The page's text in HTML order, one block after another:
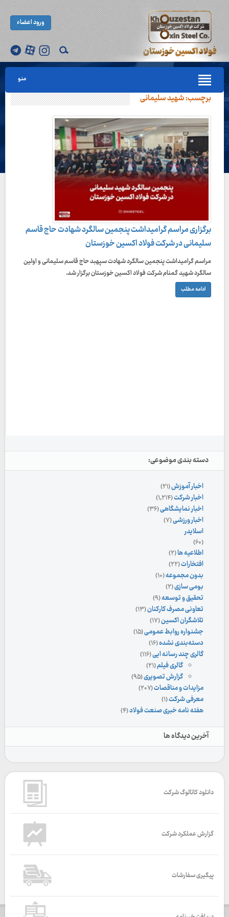
ورود اعضاء
منو
برچسب:شهید سلیمانی
برگزاری مراسم گرامیداشت پنجمین سالگرد شهادت حاج قاسم
سلیمانی در شرکت فولاد اکسین خوزستان
مراسم گرامیداشت پنجمین سالگرد شهادت سپهبد حاج قاسم سلیمانی و اولین
سالگرد شهید گمنام شرکت فولاد اکسین خوزستان برگزار شد.
ادامه مطلب
دسته بندی موضوعی:
اخبار آموزش(۲۱)
اخبار شرکت(۱,۲۱۴)
اخبار نمایشگاهی(۳۶)
اخبار ورزشی(۷)
اسلایدر
(۶۰)
اطلاعیه ها(۲)
افتخارات(۲۲)
بدون مجموعه(۱۰)
بومی سازی(۲)
تحقیق و توسعه(۹)
تعاونی مصرف کارکنان(۱۳)
تلاشگران اکسین(۱۷)
جشنواره روابط عمومی(۱۵)
دسته‌بندی نشده(۱۶)
گالری چند رسانه ایی(۱۱۶)
گالری فیلم(۲۱)
گزارش تصویری(۹۵)
مزایدات و مناقصات(۲۰۷)
معرفی شرکت(۱)
هفته نامه خبری صنعت فولاد(۴)
آخرین دیدگاه ها
دانلود کاتالوگ شرکت
گزارش عملکرد شرکت
پیگیری سفارشات